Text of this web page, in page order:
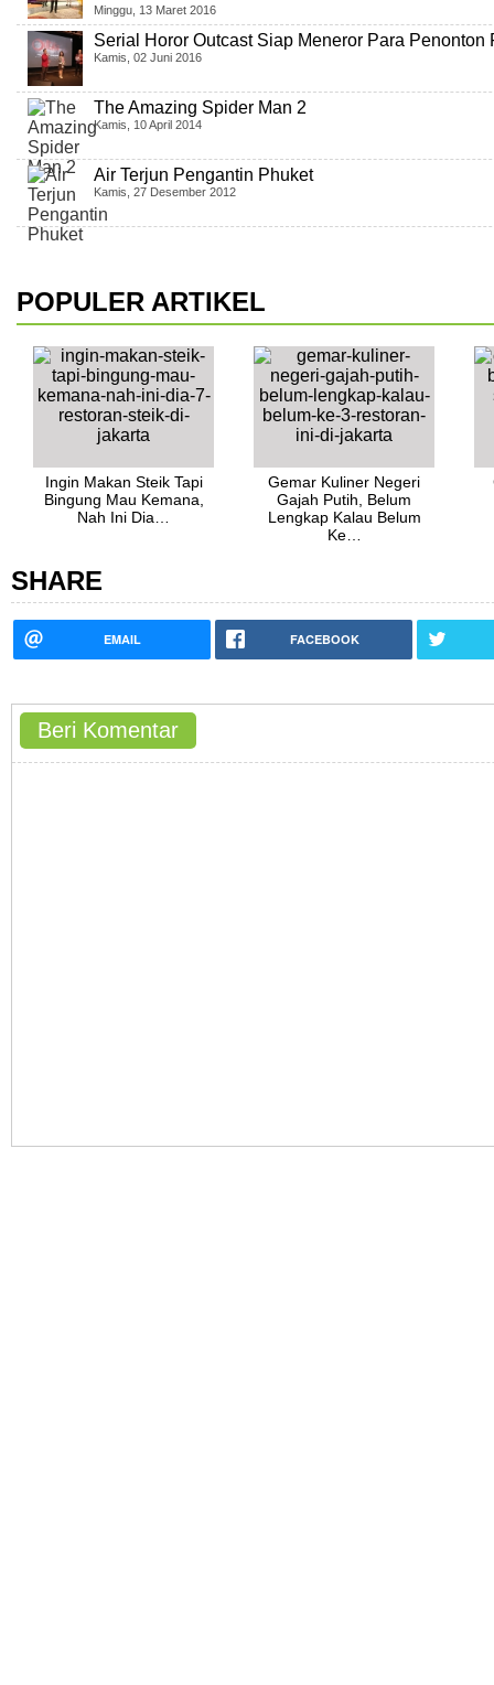
Minggu, 13 Maret 2016
Serial Horor Outcast Siap Meneror Para
Kamis, 02 Juni 2016
The Amazing Spider Man 2
Kamis, 10 April 2014
Air Terjun Pengantin Phuket
Kamis, 27 Desember 2012
POPULER ARTIKEL
Ingin Makan Steik Tapi
Bingung Mau Kemana,
Nah Ini Dia…
Gemar Kuliner Negeri
Gajah Putih, Belum
Lengkap Kalau Belum
Ke…
SHARE
EMAIL FACEBOOK
Beri Komentar